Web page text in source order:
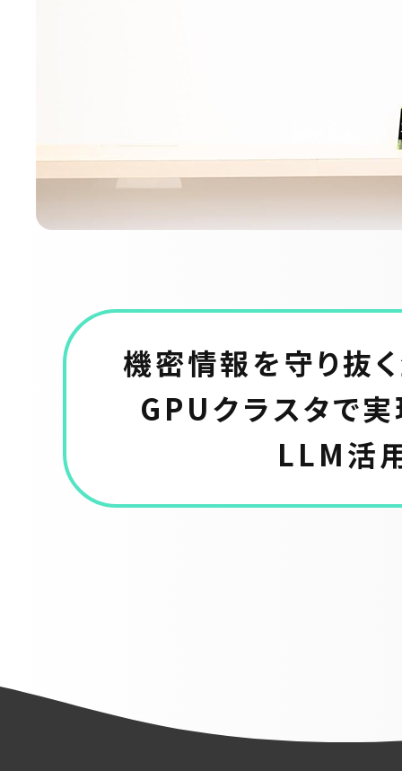
機密情報を守り抜
――GPUクラスタで
LLM活